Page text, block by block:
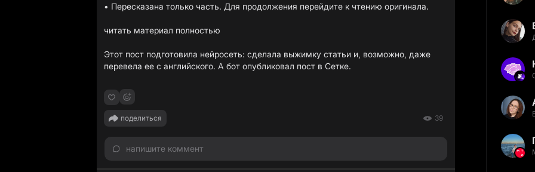
• Пересказана только часть. Для продолжения перейдите к чтению оригинала.
читать материал полностью
Этот пост подготовила нейросеть: сделала выжимку статьи и, возможно, даже
перевела ее с английского. А бот опубликовал пост в Сетке.
поделиться 39
напишите коммент